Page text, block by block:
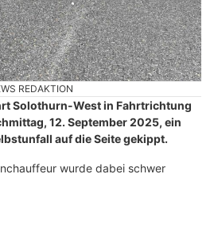
REDAKTION
Solothurn-West in Fahrtrichtung
12. September 2025, ein
auf die Seite gekippt.
wurde dabei schwer